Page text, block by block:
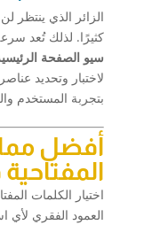
الزائر الذي ينتظر
كثيرًا. لذلك تُعد
سيو الصفحة
لاختبار وتحديد
بتجربة المستخدم
أفضل
اختيار الكلمات
العمود الفقري لأي